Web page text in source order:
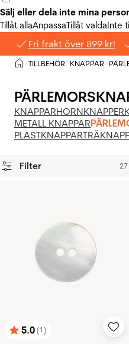
Sälj eller dela inte mina
Tillåt allaAnpassaTillåt valdaInte
Fri frakt över 899 kr!
Hem
>TILLBEHÖR >KNAPPAR >
KNAPPARHORNKNAPPER
METALL KNAPPAR
PLASTKNAPPAR
Filter 27
Betyg:
5.0(1)
utav 5 stjärnor